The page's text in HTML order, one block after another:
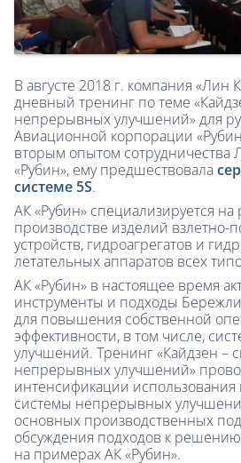
В августе 2018 г. компания «Лин
дневный тренинг по теме
непрерывных улучшений» для
Авиационной корпорации
вторым опытом сотрудничества
«Рубин», ему предшествовала
системе 5S.
АК «Рубин» специализируется на
производстве изделий взлетно-
устройств, гидроагрегатов и
летательных аппаратов всех
АК «Рубин» в настоящее время
инструменты и подходы
для повышения собственной
эффективности, в том числе,
улучшений. Тренинг «Кайдзен –
непрерывных улучшений»
интенсификации
системы непрерывных
основных производственных
обсуждения подходов к
на примерах АК «Рубин».